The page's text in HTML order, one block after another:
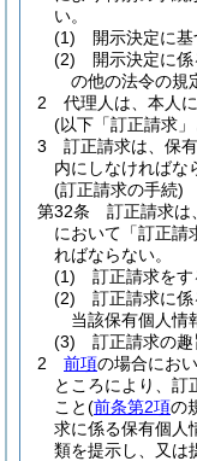
い。
(1)
開示決定に
(2)
開示決定に係
の他の法令の規
2
代理人は、本人
(以下「訂正請求
3
訂正請求は、保
内にしなければな
(訂正請求の手続)
第32条
訂正請求は
において「訂正請
ればならない。
(1)
訂正請求を
(2)
訂正請求に
当該保有個人情
(3)
訂正請求の
2
前項の場合にお
ところにより、訂
こと(前条第2項の
求に係る保有個人
類を提示し、又は